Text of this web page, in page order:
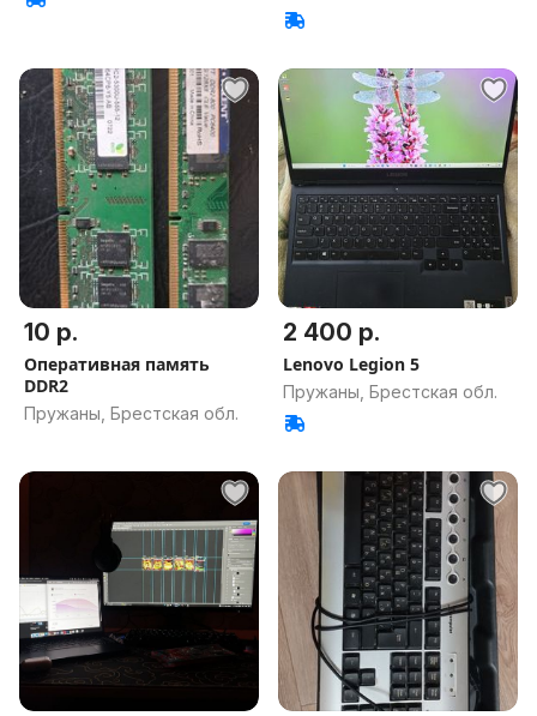
10 р.
Оперативная память
DDR2
Пружаны, Брестская обл.
2 400 р.
Lenovo Legion 5
Пружаны, Брестская обл.